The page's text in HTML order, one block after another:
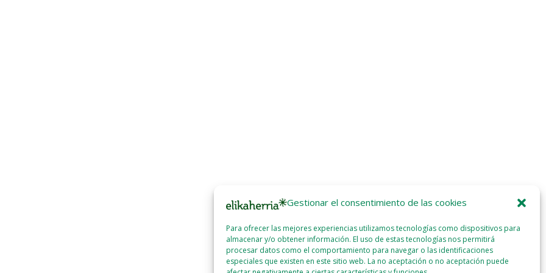
Gestionar el consentimiento de las cookies
Para ofrecer las mejores experiencias utilizamos tecnologías como dispositivos para
almacenar y/o obtener información. El uso de estas tecnologías nos permitirá
procesar datos como el comportamiento para navegar o las identificaciones
especiales que existen en este sitio web. La no aceptación o no aceptación puede